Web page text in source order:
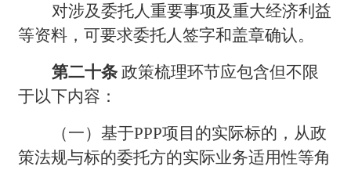
对涉及委托人重要事项及重大经济利益
等资料，可要求委托人签字和盖章确认。
第二十条政策梳理环节应包含但不限
于以下内容：
（一）基于PPP项目的实际标的，从政
策法规与标的委托方的实际业务适用性等角